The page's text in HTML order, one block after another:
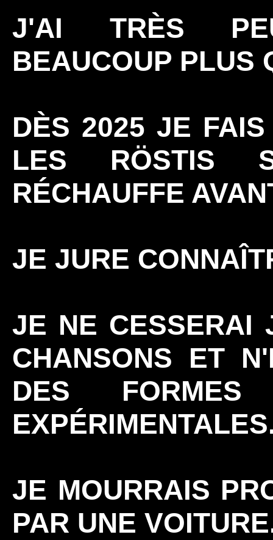
J'AI TRÈS
BEAUCOUP PLUS
DÈS 2025 JE
LES RÖSTIS
RÉCHAUFFE
JE JURE
JE NE CESSERAI
CHANSONS ET
DES FORMES
JE MOURRAIS
PAR UNE